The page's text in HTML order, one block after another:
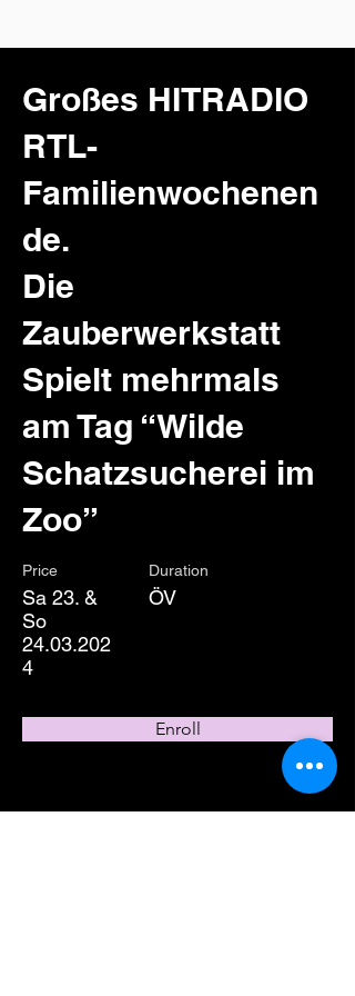
Großes HITRADIO
RTL-
Familienwochenen
de.
Die
Zauberwerkstatt
Spielt mehrmals
am Tag “Wilde
Schatzsucherei im
Zoo”
Price
Sa 23. &
So
24.03.202
4
Duration
ÖV
Enroll